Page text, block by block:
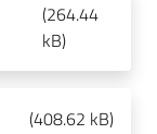
(264.44
kB)
(408.62 kB)